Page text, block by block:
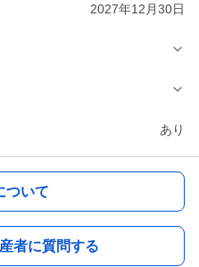
2027年12月30日
あり
ついて
者に質問する